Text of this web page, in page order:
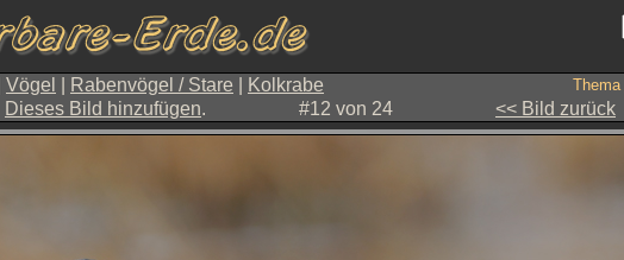
Vögel Rabenvögel / Stare Kolkrabe Thema
Dieses Bild hinzufügen. #12 von 24 << Bild zurück